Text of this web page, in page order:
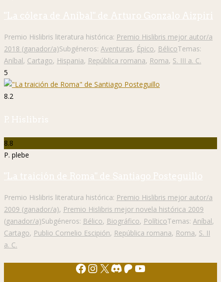
"La cólera de Aníbal" de Arturo Gonzalo Aizpiri
Premio Hislibris literatura histórica: Premio Hislibris mejor autor/a
2018 (ganador/a)Subgéneros: Aventuras, Épico, BélicoTemas:
Aníbal, Cartago, Hispania, República romana, Roma, S. III a. C.
5
8.2
P. Hislibris
8.8
P. plebe
"La traición de Roma" de Santiago Posteguillo
Premio Hislibris literatura histórica: Premio Hislibris mejor autor/a
2009 (ganador/a), Premio Hislibris mejor novela histórica 2009
(ganador/a)Subgéneros: Bélico, Biográfico, PolíticoTemas: Aníbal,
Cartago, Publio Cornelio Escipión, República romana, Roma, S. II
a. C.
Facebook
Instagram
X Discord
Patreon
YouTube